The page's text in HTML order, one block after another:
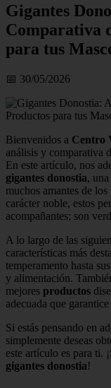
Gigantes
Comparativa
para tus
📅 30/05/2026
Bienvenidos a Centro
análisis y comparativa
En este artículo, nos
gigantes donostia,
muchos amantes de
carácter noble, estos
acompañantes; son
A lo largo de las
características más
temperamento hasta
y alimentación.
mejores productos
adecuada que
Si estás pensando en
simplemente deseas
este artículo es para ti.
gigantes donostia!